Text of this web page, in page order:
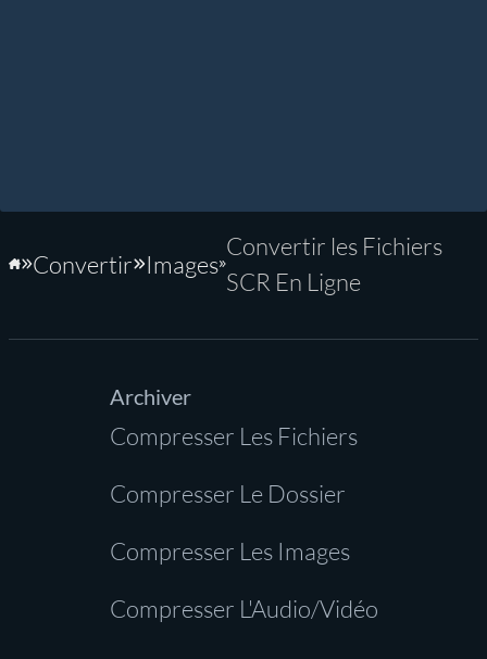
Accueil
Convertir Images
Convertir les Fichiers
SCR En Ligne
Archiver
Compresser Les Fichiers
Compresser Le Dossier
Compresser Les Images
Compresser L'Audio/Vidéo